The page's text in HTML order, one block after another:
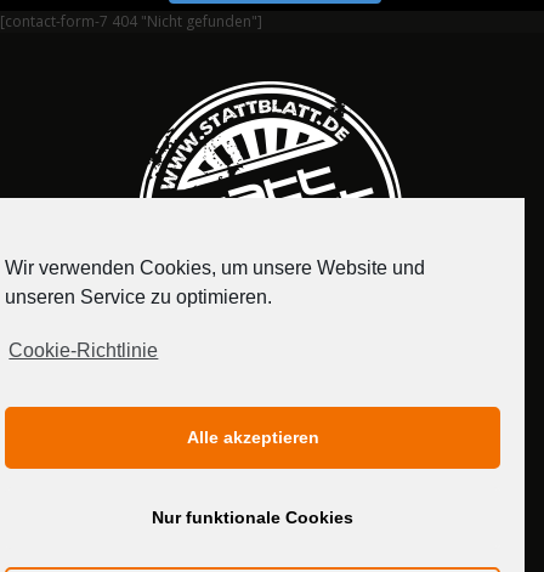
[contact-form-7 404 "Nicht gefunden"]
MEDIADATEN
Wir verwenden Cookies, um unsere Website und
unseren Service zu optimieren.
Cookie-Richtlinie
Alle akzeptieren
Nur funktionale Cookies